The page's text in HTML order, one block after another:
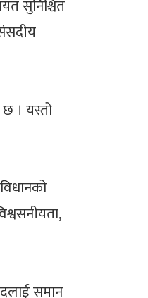
सुनिश्चित
। यस्तो
समान